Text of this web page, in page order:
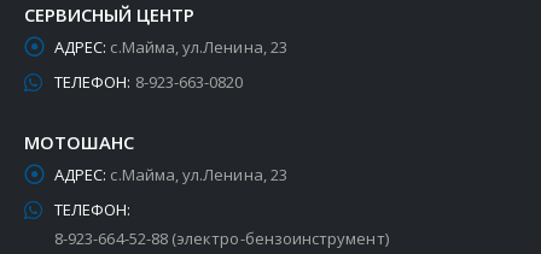
СЕРВИСНЫЙ ЦЕНТР
АДРЕС: с.Майма, ул.Ленина, 23
ТЕЛЕФОН: 8-923-663-0820
МОТОШАНС
АДРЕС: с.Майма, ул.Ленина, 23
ТЕЛЕФОН:
8-923-664-52-88 (электро-бензоинструмент)